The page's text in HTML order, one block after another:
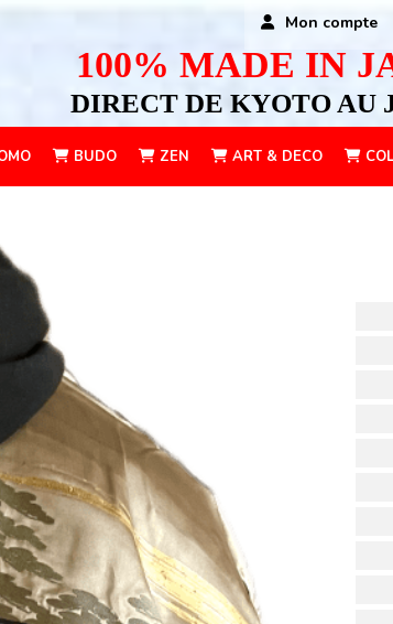
100% MADE IN
DIRECT DE KYOTO AU
Mon compte
BUDO ZEN ART & DECO